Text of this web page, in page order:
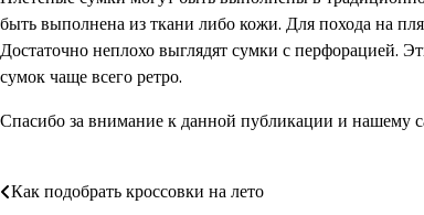
быть выполнена из ткани либо кожи. Для похода на
Достаточно неплохо выглядят сумки с перфорацией.
сумок чаще всего ретро.
Спасибо за внимание к данной публикации и нашему
Навигация
Как подобрать кроссовки на лето